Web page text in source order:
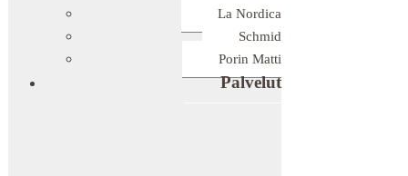
La Nordica
Schmid
Porin Matti
Palvelut